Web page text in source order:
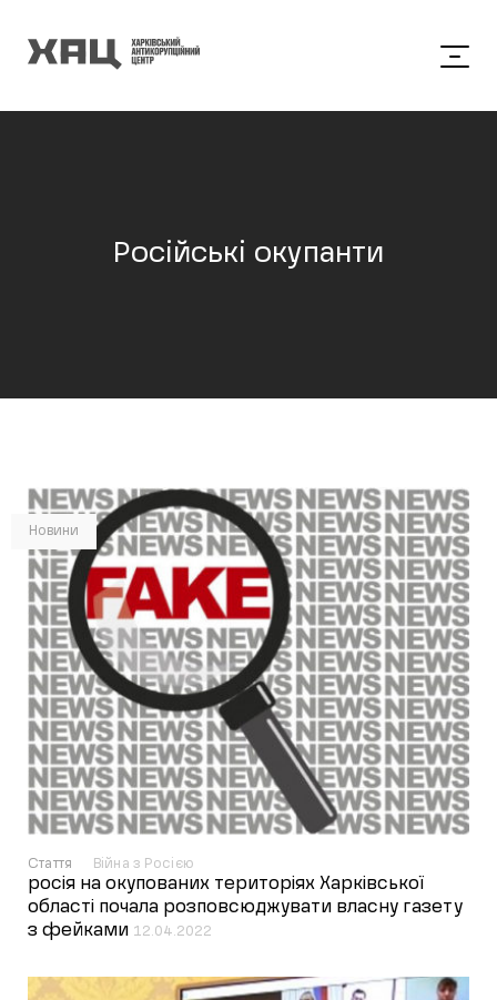
Російські окупанти
Новини
Стаття Війна з Росією
росія на окупованих територіях Харківської
області почала розповсюджувати власну газету
з фейками 12.04.2022